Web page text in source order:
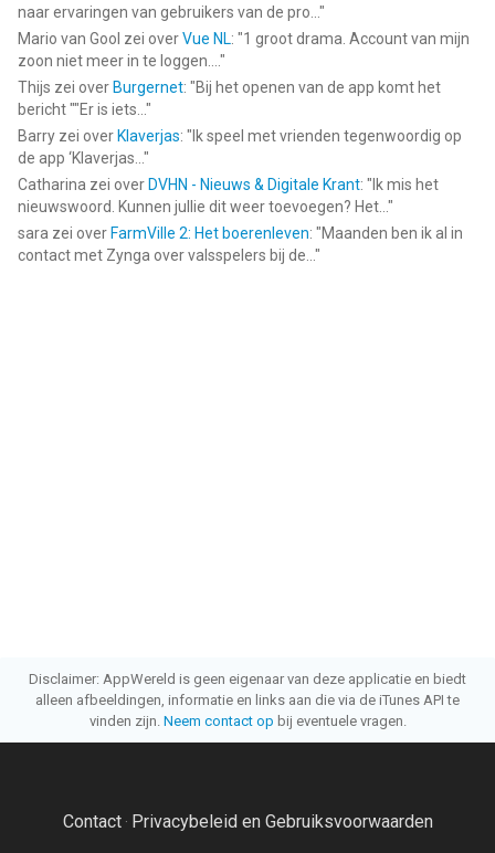
naar ervaringen van gebruikers van de pro... "
Mario van Gool zei overVue NL: "1 groot drama. Account van mijn
zoon niet meer in te loggen.... "
Thijs zei over Burgernet: "Bij het openen van de app komt het
bericht ""Er is iets... "
Barry zei over Klaverjas: " Ik speel met vrienden tegenwoordig op
de app ‘Klaverjas... "
Catharina zei over DVHN - Nieuws & Digitale Krant: " Ik mis het
nieuwswoord. Kunnen jullie dit weer toevoegen? Het... "
sara zei over FarmVille 2: Het boerenleven: "Maanden ben ik al in
contact met Zynga over valsspelers bij de... "
Disclaimer: AppWereld is geen eigenaar van deze applicatie en biedt
alleen afbeeldingen, informatie en links aan die via de iTunes API te
vinden zijn. Neem contact op bij eventuele vragen.
Contact· Privacybeleid en Gebruiksvoorwaarden